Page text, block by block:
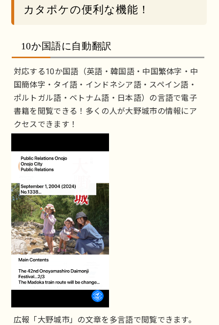
カタポケの便利な機能！
10か国語に自動翻訳
対応する10か国語（英語・韓国語・中国繁体字・中
国簡体字・タイ語・インドネシア語・スペイン語・
ポルトガル語・ベトナム語・日本語）の言語で電子
書籍を閲覧できる！多くの人が大野城市の情報にア
クセスできます！
広報「大野城市」の文章を多言語で閲覧できます。